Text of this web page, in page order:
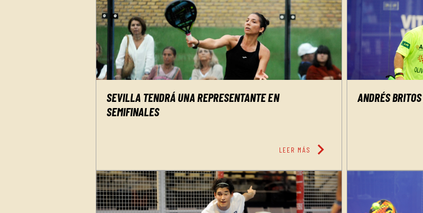
SEVILLA TENDRÁ UNA REPRESENTANTE EN
SEMIFINALES
LEER MÁS chevron_right
ANDRÉS